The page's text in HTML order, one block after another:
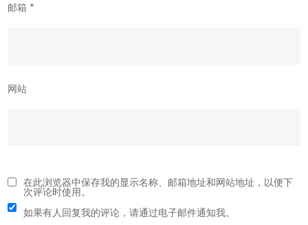
邮箱 *
网站
在此浏览器中保存我的显示名称、邮箱地址和网站地址，以便下
次评论时使用。
如果有人回复我的评论，请通过电子邮件通知我。